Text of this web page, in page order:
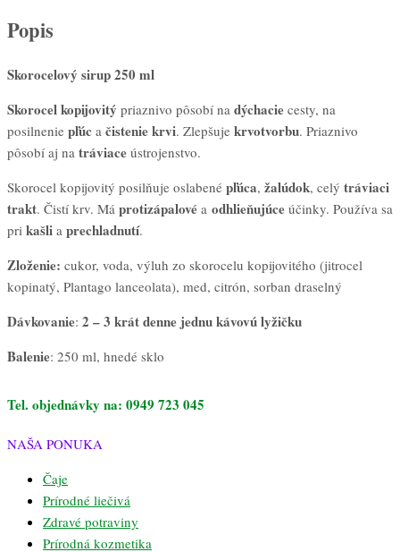
Popis
Skorocelový sirup 250 ml
Skorocel kopijovitý priaznivo pôsobí na dýchacie cesty, na
posilnenie pľúc a čistenie krvi. Zlepšuje krvotvorbu. Priaznivo
pôsobí aj na tráviace ústrojenstvo.
Skorocel kopijovitý posilňuje oslabené pľúca, žalúdok, celý tráviaci
trakt. Čistí krv. Má protizápalové a odhlieňujúce účinky. Používa sa
pri kašli a prechladnutí.
Zloženie: cukor, voda, výluh zo skorocelu kopijovitého (jitrocel
kopinatý, Plantago lanceolata), med, citrón, sorban draselný
Dávkovanie: 2 – 3 krát denne jednukávovúlyžičku
Balenie: 250 ml, hnedé sklo
Tel. objednávky na: 0949 723 045
NAŠA PONUKA
Čaje
Prírodné liečivá
Zdravé potraviny
Prírodná kozmetika